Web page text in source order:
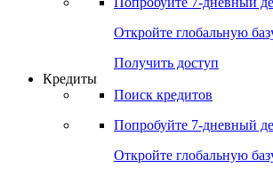
Откройте глобальную
Получить доступ
Кредиты
Поиск кредитов
Попробуйте 7-дневный
Откройте глобальную